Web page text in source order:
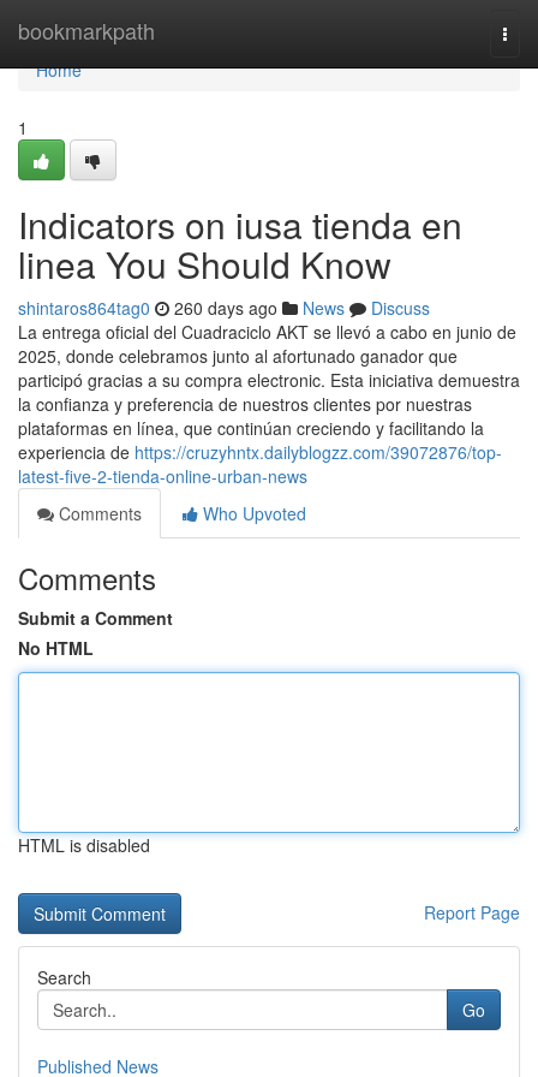
bookmarkpath
Home
Home
1
Indicators on iusa tienda en
linea You Should Know
shintaros864tag0 260 days ago News
Discuss
La entrega oficial del Cuadraciclo AKT se llevó a cabo en junio de
2025, donde celebramos junto al afortunado ganador que
participó gracias a su compra electronic. Esta iniciativa demuestra
la confianza y preferencia de nuestros clientes por nuestras
plataformas en línea, que continúan creciendo y facilitando la
experiencia de https://cruzyhntx.dailyblogzz.com/39072876/top-
latest-five-2-tienda-online-urban-news
Comments
Who Upvoted
Comments
Submit a Comment
No HTML
HTML is disabled
Report Page
Search
Go
Published News